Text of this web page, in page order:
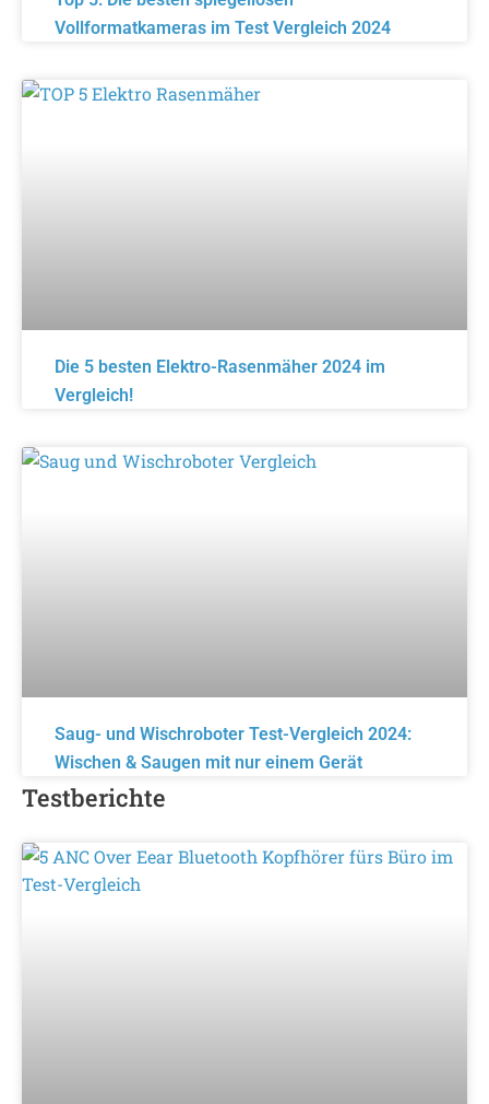
Vollformatkameras im Test Vergleich 2024
Die 5 besten Elektro-Rasenmäher 2024 im
Vergleich!
Saug- und Wischroboter Test-Vergleich 2024:
Wischen & Saugen mit nur einem Gerät
Testberichte